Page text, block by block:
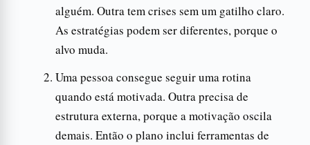
alguém. Outra tem crises sem um gatilho claro.
As estratégias podem ser diferentes, porque o
alvo muda.
Uma pessoa consegue seguir uma rotina
quando está motivada. Outra precisa de
estrutura externa, porque a motivação oscila
demais. Então o plano inclui ferramentas de